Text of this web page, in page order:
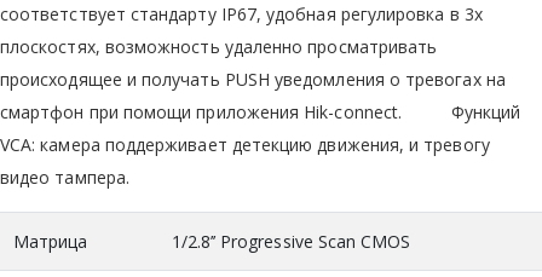
соответствует стандарту IP67, удобная регулировка в 3х
плоскостях, возможность удаленно просматривать
происходящее и получать PUSH уведомления о тревогах на
смартфон при помощи приложения Hik-connect. Функций
VCA: камера поддерживает детекцию движения, и тревогу
видео тампера.
Матрица 1/2.8’’ Progressive Scan CMOS